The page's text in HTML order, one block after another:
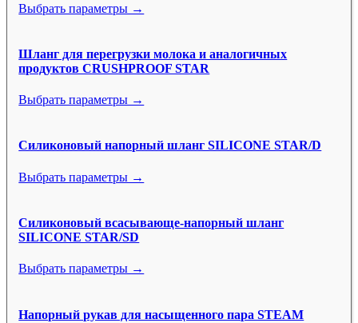
Выбрать параметры →
Шланг для перегрузки молока и аналогичных
продуктов CRUSHPROOF STAR
Выбрать параметры →
Силиконовый напорный шланг SILICONE STAR/D
Выбрать параметры →
Силиконовый всасывающе-напорный шланг
SILICONE STAR/SD
Выбрать параметры →
Напорный рукав для насыщенного пара STEAM